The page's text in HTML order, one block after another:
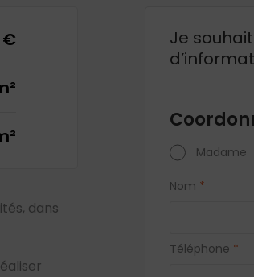
€
dans
Je
Madame
Nom *
Téléphone *